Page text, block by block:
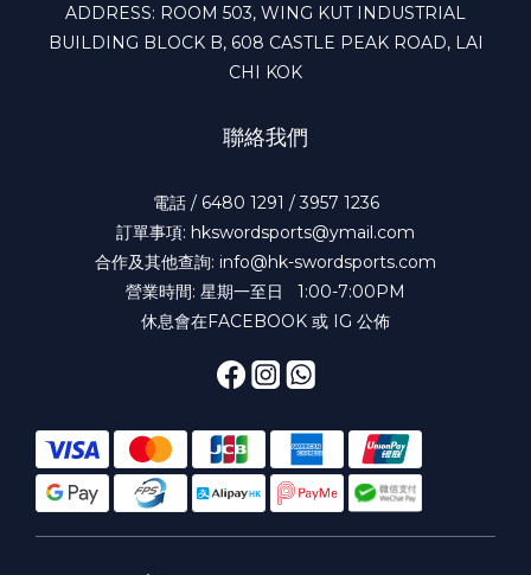
ADDRESS: ROOM 503, WING KUT INDUSTRIAL
BUILDING BLOCK B, 608 CASTLE PEAK ROAD, LAI
CHI KOK
聯絡我們
電話 / 6480 1291 / 3957 1236
訂單事項: hkswordsports@ymail.com
合作及其他查詢: info@hk-swordsports.com
營業時間: 星期一至日 1:00-7:00PM
休息會在FACEBOOK 或 IG 公佈